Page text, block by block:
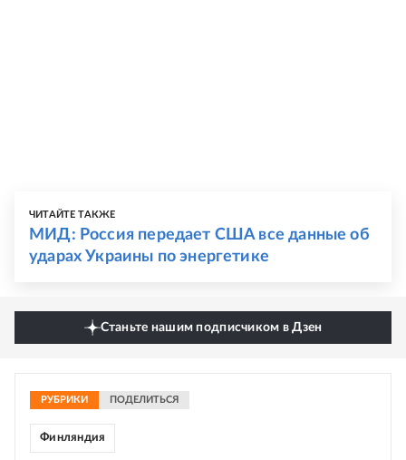
ЧИТАЙТЕ ТАКЖЕ
МИД: Россия передает США все данные об
ударах Украины по энергетике
Станьте нашим подписчиком в Дзен
РУБРИКИ ПОДЕЛИТЬСЯ
Финляндия